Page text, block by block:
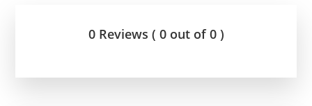
0 Reviews ( 0 out of 0 )